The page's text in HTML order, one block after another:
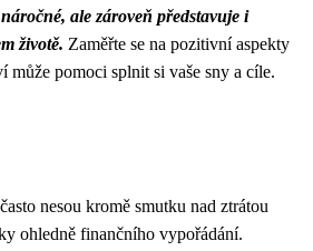
ale zároveň představuje i
životě. Zaměřte se na pozitivní aspekty
může pomoci splnit si vaše sny a cíle.
nesou kromě smutku nad ztrátou
ohledně finančního vypořádání.